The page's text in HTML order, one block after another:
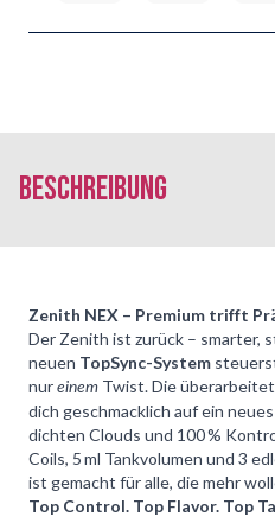
Beschreibung
Zenith NEX – Premium trifft
Der Zenith ist zurück – smarter,
neuen TopSync-System
nur einem Twist. Die
dich geschmacklich auf ein
dichten Clouds und 100 %
Coils, 5 ml Tankvolumen und 3
ist gemacht für alle, die mehr
Top Control. Top Flavor. Top